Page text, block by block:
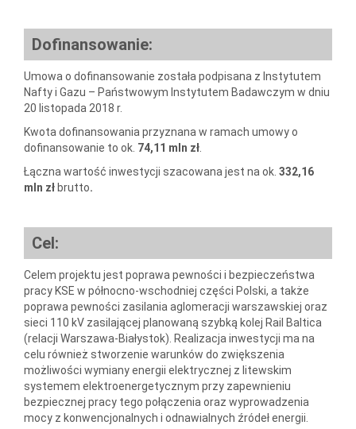
Dofinansowanie:
Umowa o dofinansowanie została podpisana z Instytutem
Nafty i Gazu – Państwowym Instytutem Badawczym w dniu
20 listopada 2018 r.
Kwota dofinansowania przyznana w ramach umowy o
dofinansowanie to ok. 74,11 mln zł.
Łączna wartość inwestycji szacowana jest na ok. 332,16
mln zł brutto.
Cel:
Celem projektu jest poprawa pewności i bezpieczeństwa
pracy KSE w północno-wschodniej części Polski, a także
poprawa pewności zasilania aglomeracji warszawskiej oraz
sieci 110 kV zasilającej planowaną szybką kolej Rail Baltica
(relacji Warszawa-Białystok). Realizacja inwestycji ma na
celu również stworzenie warunków do zwiększenia
możliwości wymiany energii elektrycznej z litewskim
systemem elektroenergetycznym przy zapewnieniu
bezpiecznej pracy tego połączenia oraz wyprowadzenia
mocy z konwencjonalnych i odnawialnych źródeł energii.